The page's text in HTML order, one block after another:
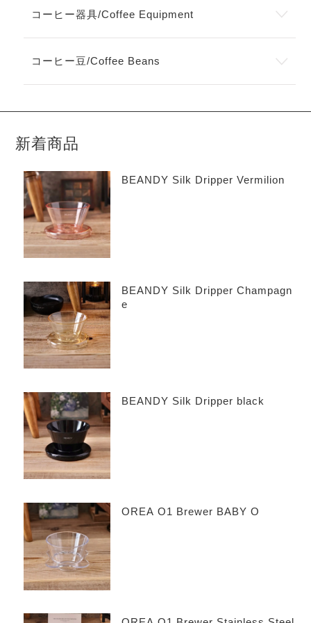
コーヒー器具/Coffee Equipment
コーヒー豆/Coffee Beans
新着商品
BEANDY Silk Dripper Vermilion
BEANDY Silk Dripper Champagn
e
BEANDY Silk Dripper black
OREA O1 Brewer BABY O